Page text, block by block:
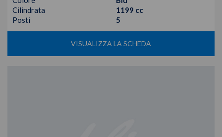
Cilindrata
1199 cc
Posti
5
VISUALIZZA LA SCHEDA